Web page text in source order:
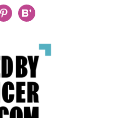
bloglovin